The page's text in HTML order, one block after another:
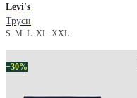
Levi's
Труси
S M L XL XXL
−30%